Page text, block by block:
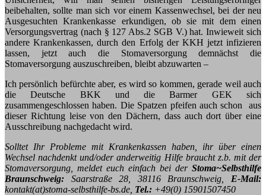
beibehalten, sollte man sich vor einem Kassenwechsel, bei der neu
Ausgesuchten Krankenkasse erkundigen, ob sie mit dem einen
Versorgungsvertrag (nach § 127 Abs.2 SGB V.) hat. Inwieweit sich
andere Krankenkassen, durch den Erfolg der KKH jetzt infizieren
lassen, jetzt auch die Stomaversorgung demnächst die
Stomaversorgung auszuschreiben, bleibt abzuwarten –
Ich persönlich befürchte aber, es wird so kommen, gerade weil auch
die Deutsche BKK und die Barmer GEK sich
zusammengeschlossen haben. Die Spatzen pfeifen auch schon aus
dieser Richtung leise von den Dächern, dass auch dort über eine
Ausschreibung nachgedacht wird.
Solltet Ihr Probleme mit Krankenkassen haben, ihr über einen
Wechsel nachdenkt und/oder anderweitig Hilfe braucht z.b. mit der
Stomaversorgung, meldet euch einfach bei der Stoma~Selbsthilfe
Braunschweig: Saarstraße 28, 38116 Braunschweig, E-Mail:
kontakt(at)stoma-selbsthilfe-bs.de, Tel.: +49(0) 15901507450